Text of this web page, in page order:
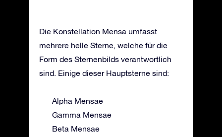
Die Konstellation Mensa umfasst
mehrere helle Sterne, welche für die
Form des Sternenbilds verantwortlich
sind. Einige dieser Hauptsterne sind:
Alpha Mensae
Gamma Mensae
Beta Mensae